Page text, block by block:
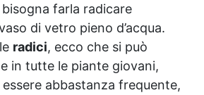
farla radicare
di vetro pieno d’acqua.
radici, ecco che si può
in tutte le piante giovani,
essere abbastanza frequente,